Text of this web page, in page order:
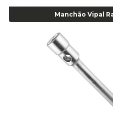
Alicate de Corte Diagonal - cod
Alicate de Pressão Gedore - Cod
Alicate para Abracadeira 3/16" x
Alicate para Anéis Externos Bico
Alicate para Anéis Externos com
Alicate para Anéis Internos Bico
Alicate para Anéis Tipo Trava
Alicate para Balanceamento -
Manchão Vipal